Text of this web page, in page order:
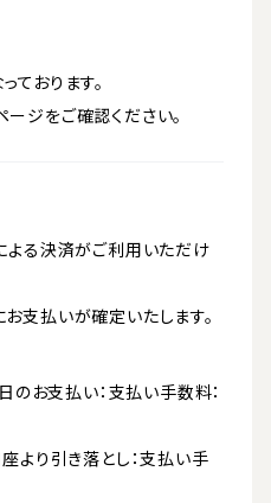
ております。
ジをご確認ください。
よる決済がご利用いただけ
支払いが確定いたします。
のお支払い：支払い手数料：
より引き落とし：支払い手